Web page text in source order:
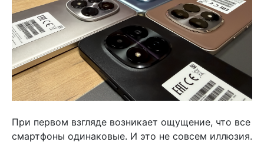
При первом взгляде возникает ощущение, что все
смартфоны одинаковые. И это не совсем иллюзия.